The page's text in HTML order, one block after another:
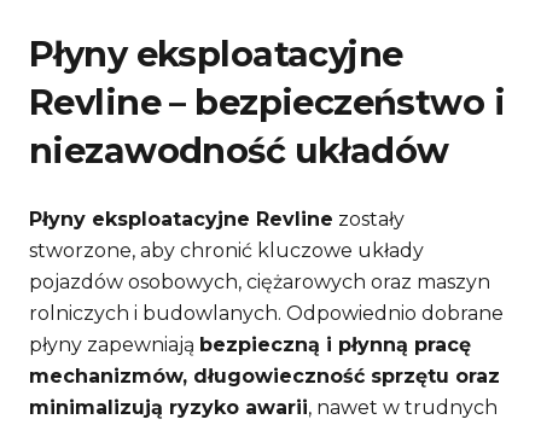
Płyny eksploatacyjne
Revline – bezpieczeństwo i
niezawodność układów
Płyny eksploatacyjne Revline zostały
stworzone, aby chronić kluczowe układy
pojazdów osobowych, ciężarowych oraz maszyn
rolniczych i budowlanych. Odpowiednio dobrane
płyny zapewniają bezpieczną i płynną pracę
mechanizmów, długowieczność sprzętu oraz
minimalizują ryzyko awarii, nawet w trudnych